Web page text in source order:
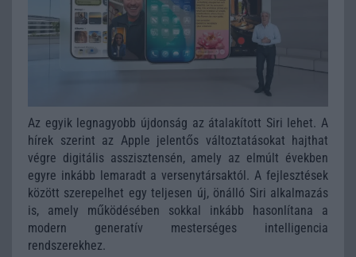
Az egyik legnagyobb újdonság az átalakított Siri lehet. A
hírek szerint az Apple jelentős változtatásokat hajthat
végre digitális asszisztensén, amely az elmúlt években
egyre inkább lemaradt a versenytársaktól. A fejlesztések
között szerepelhet egy teljesen új, önálló Siri alkalmazás
is, amely működésében sokkal inkább hasonlítana a
modern generatív mesterséges intelligencia
rendszerekhez.